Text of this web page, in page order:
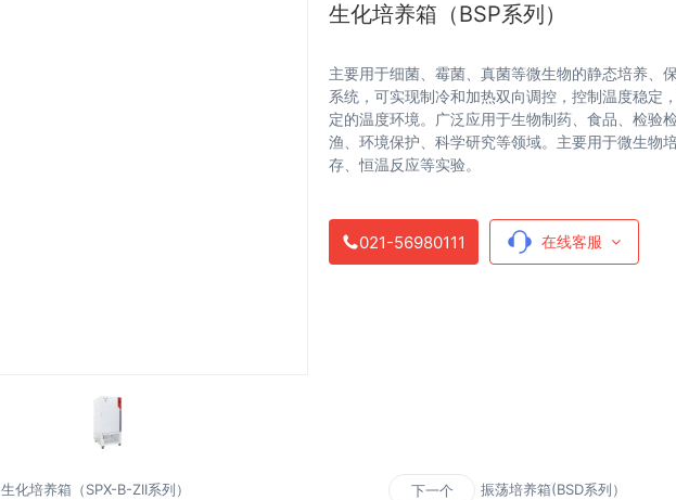
生化培养箱（BSP系列）
主要用于细菌、霉菌、真菌等微生物的静态培养、
系统，可实现制冷和加热双向调控，控制温度稳定
定的温度环境。广泛应用于生物制药、食品、检验
渔、环境保护、科学研究等领域。主要用于微生物
存、恒温反应等实验。
021-56980111 在线客服
生化培养箱（SPX-B-ZII系列） 下一个 振荡培养箱(BSD系列）